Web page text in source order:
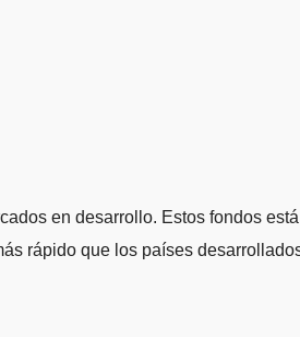
en desarrollo. Estos fondos
rápido que los países